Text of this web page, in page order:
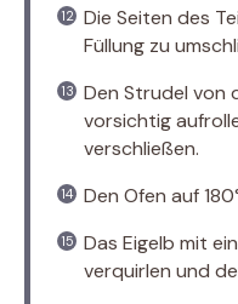
Die Seiten des
Füllung zu
Den Strudel von
vorsichtig
verschließen.
Den Ofen auf
Das Eigelb mit
verquirlen und